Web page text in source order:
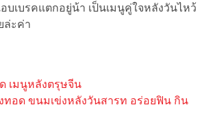
เบรคแตกอยู่น้า เป็นเมนูคู่ใจหลังวันไหว้
ล่ะค่า
เมนูหลังตรุษจีน
ทอด ขนมเข่งหลังวันสารท อร่อยฟิน กิน